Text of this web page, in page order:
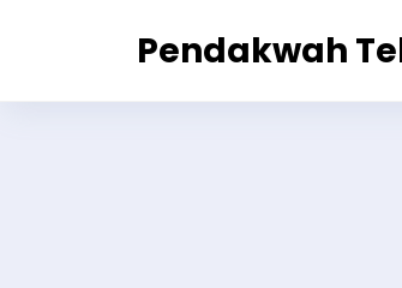
Pendakwah